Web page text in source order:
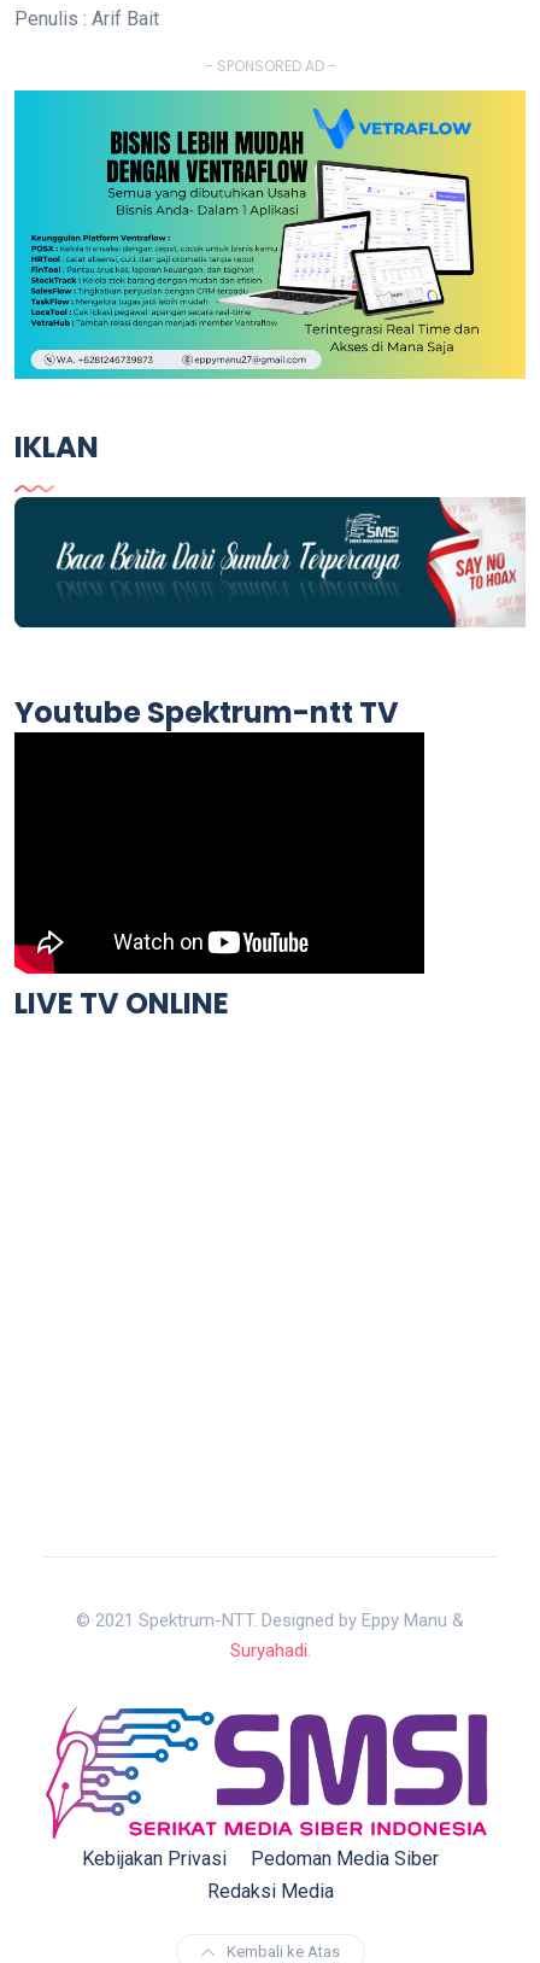
Penulis : Arif Bait
- SPONSORED AD -
IKLAN
Youtube Spektrum-ntt TV
LIVE TV ONLINE
© 2021 Spektrum-NTT. Designed by Eppy Manu &
Suryahadi
Kebijakan Privasi
Pedoman Media Siber
Redaksi Media
Kembali ke Atas